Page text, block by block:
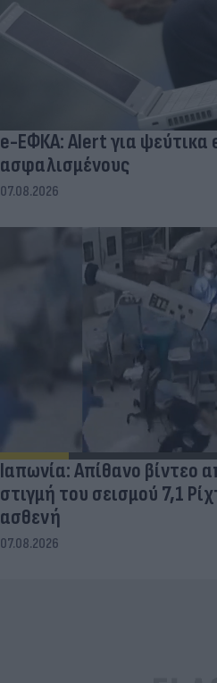
e-ΕΦΚΑ: Alert για ψεύτικα
ασφαλισμένους
07.08.2026
Ιαπωνία: Απίθανο βίντεο
στιγμή του σεισμού 7,1
ασθενή
07.08.2026